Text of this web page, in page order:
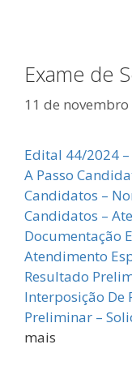
Exame de
11 de
Edital 44/2024
A Passo
Candidatos –
Candidatos –
Documentação
Atendimento
Resultado
Interposição De
Preliminar –
mais